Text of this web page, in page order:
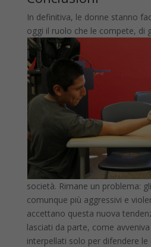
In definitiva, le donne stanno
oggi il ruolo che le compete, di
società. Rimane un problema:
comunque più aggressivi e
accettano questa nuova
lasciati da parte, come
interpellati solo per difendere